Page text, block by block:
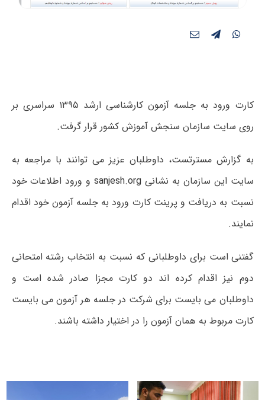
کارت ورود به جلسه آزمون کارشناسی ارشد ۱۳۹۵ سراسری بر
روی سایت سازمان سنجش آموزش کشور قرار گرفت.
به گزارش مسترتست، داوطلبان عزیز می توانند با مراجعه به
سایت این سازمان به نشانی sanjesh.org و ورود اطلاعات خود
نسبت به دریافت و پرینت کارت ورود به جلسه آزمون خود اقدام
نمایند.
گفتنی است برای داوطلبانی که نسبت به انتخاب رشته امتحانی
دوم نیز اقدام کرده اند دو کارت مجزا صادر شده است و
داوطلبان می بایست برای شرکت در جلسه هر آزمون می بایست
کارت مربوط به همان آزمون را در اختیار داشته باشند.